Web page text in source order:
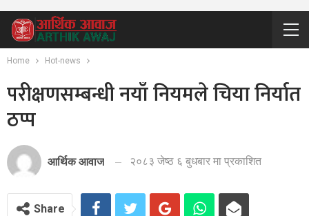
Home Hot-news
परीक्षणसम्बन्धी नयाँ नियमले चिया निर्यात
ठप्प
आर्थिक आवाज २०८३ जेष्ठ ६ बुधबार मा प्रकाशित
Share